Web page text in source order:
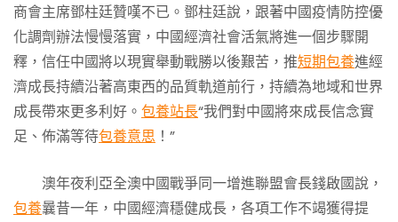
商會主席鄧柱廷贊嘆不已。鄧柱廷說，跟著中國疫情防控優
化調劑辦法慢慢落實，中國經濟社會活氣將進一個步驟開
釋，信任中國將以現實舉動戰勝以後艱苦，推短期包養進經
濟成長持續沿著高東西的品質軌道前行，持續為地域和世界
成長帶來更多利好。 包養站長“我們對中國將來成長信念實
足、佈滿等待包養意思 ！”
澳年夜利亞全澳中國戰爭同一增進聯盟會長錢啟國說，
包養曩昔一年，中國經濟穩健成長，各項工作不竭獲得提